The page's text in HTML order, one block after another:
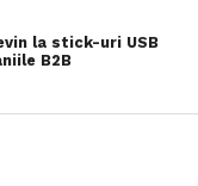
la stick-uri USB
B2B